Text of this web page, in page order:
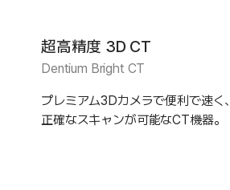
超高精度 3D CT
Dentium Bright CT
プレミアム3Dカメラで便利で速く、
正確なスキャンが可能なCT機器。